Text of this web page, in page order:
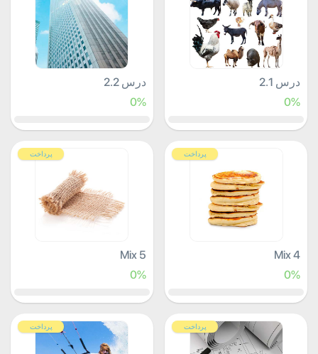
درس 2.1
0%
درس 2.2
0%
پرداخت
Mix 4
0%
پرداخت
Mix 5
0%
پرداخت پرداخت